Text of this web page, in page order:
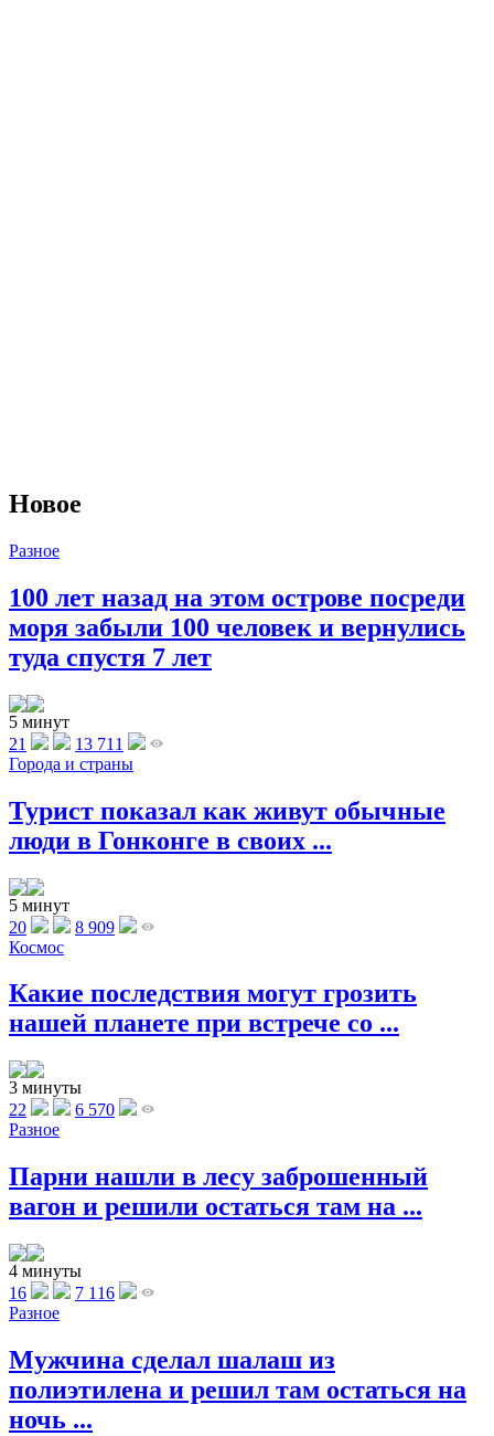
Новое
Разное
100 лет назад на этом острове посреди
моря забыли 100 человек и вернулись
туда спустя 7 лет
5 минут
21
13 711
Города и страны
Турист показал как живут обычные
люди в Гонконге в своих ...
5 минут
20
8 909
Космос
Какие последствия могут грозить
нашей планете при встрече со ...
3 минуты
22
6 570
Разное
Парни нашли в лесу заброшенный
вагон и решили остаться там на ...
4 минуты
16
7 116
Разное
Мужчина сделал шалаш из
полиэтилена и решил там остаться на
ночь ...